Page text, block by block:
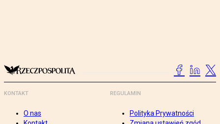
KONTAKT
O nas
REGULAMIN
Polityka Prywatności